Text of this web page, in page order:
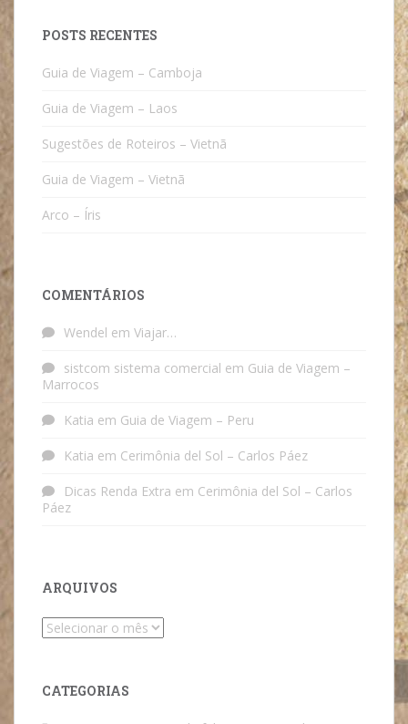
POSTS RECENTES
Guia de Viagem – Camboja
Guia de Viagem – Laos
Sugestões de Roteiros – Vietnã
Guia de Viagem – Vietnã
Arco – Íris
COMENTÁRIOS
Wendel em Viajar…
sistcom sistema comercial em Guia de Viagem –
Marrocos
Katia em Guia de Viagem – Peru
Katia em Cerimônia del Sol – Carlos Páez
Dicas Renda Extra em Cerimônia del Sol – Carlos
Páez
ARQUIVOS
Arquivos
CATEGORIAS